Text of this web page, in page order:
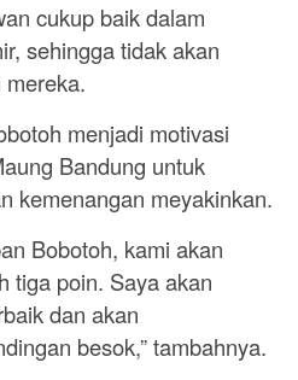
cukup baik dalam
sehingga tidak akan
menjadi motivasi
Bandung untuk
kemenangan meyakinkan.
Bobotoh, kami akan
tiga poin. Saya akan
dan akan
besok,” tambahnya.